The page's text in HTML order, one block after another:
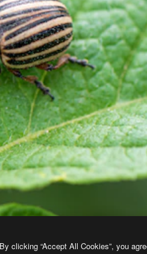
By clicking “Accept All Cookies”, you